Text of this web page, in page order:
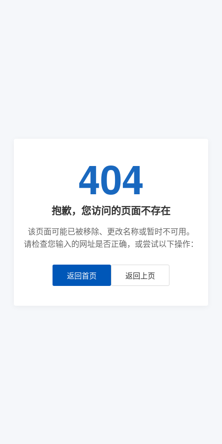
404
抱歉，您访问的页面不存在
该页面可能已被移除、更改名称或暂时不可用。
请检查您输入的网址是否正确，或尝试以下操作：
返回首页 返回上页